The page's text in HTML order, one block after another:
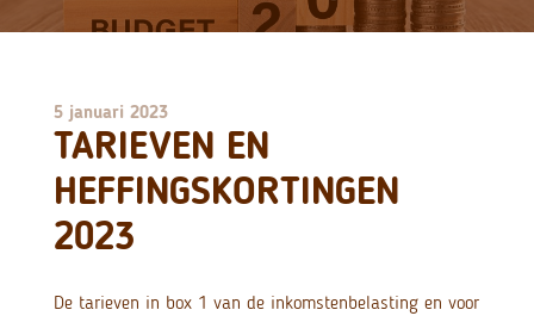
5 januari 2023
TARIEVEN EN
HEFFINGSKORTINGEN
2023
De tarieven in box 1 van de inkomstenbelasting en voor